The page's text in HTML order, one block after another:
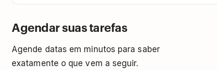
Agendar suas tarefas
Agende datas em minutos para saber
exatamente o que vem a seguir.